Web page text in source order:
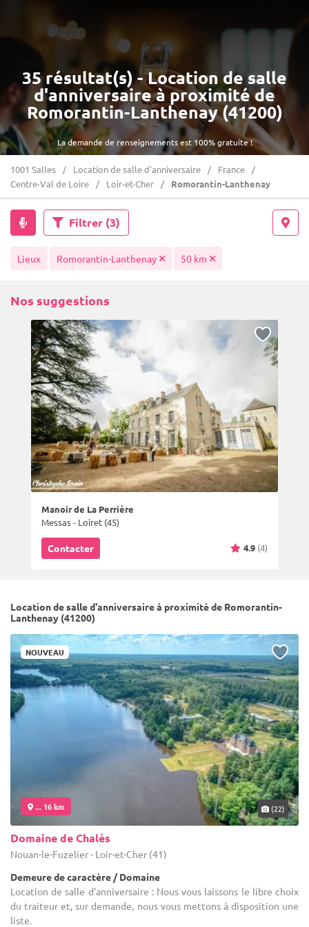
La demande de renseignements est 100% gratuite !
35 résultat(s) - Location de salle
d'anniversaire à proximité de
Romorantin-Lanthenay (41200)
1001 Salles Location de salle d'anniversaire
France
Centre-Val de Loire
Loir-et-Cher Romorantin-Lanthenay
Filtrer (3)
Lieux Romorantin-Lanthenay 50 km
Nos suggestions
Manoir de La Perrière
Messas - Loiret (45)
Contacter 4.9 (4)
Location de salle d'anniversaire à proximité de Romorantin-
Lanthenay (41200)
NOUVEAU
... 16 km (22)
Domaine de Chalès
Nouan-le-Fuzelier - Loir-et-Cher (41)
Demeure de caractère / Domaine
Location de salle d'anniversaire : Nous vous laissons le libre choix
du traiteur et, sur demande, nous vous mettons à disposition une
liste.